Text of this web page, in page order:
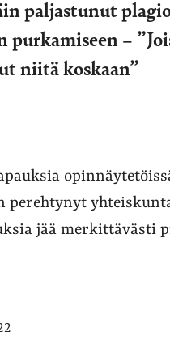
paljastunut
–
niitä koskaan”
perehtynyt
jää merkittävästi